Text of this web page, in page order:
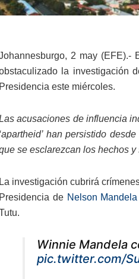
2 may (EFE).-
la investigación
Presidencia este miércoles.
acusaciones de influencia
‘apartheid’ han persistido
se esclarezcan los hechos
La investigación cubrirá
Presidencia de Nelson Mandela
Winnie Mandela
pic.twitter.com/